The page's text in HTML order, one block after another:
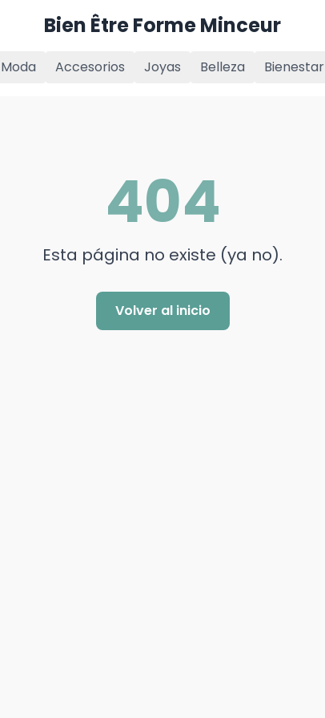
Bien Être Forme Minceur
Moda Accesorios Joyas Belleza Bienestar
404
Esta página no existe (ya no).
Volver al inicio